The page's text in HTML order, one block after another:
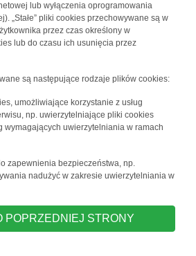
lub wyłączenia oprogramowania
„Stałe” pliki cookies przechowywane są w
przez czas określony w
lub do czasu ich usunięcia przez
są następujące rodzaje plików cookies:
umożliwiające korzystanie z usług
np. uwierzytelniające pliki cookies
wymagających uwierzytelniania w ramach
zapewnienia bezpieczeństwa, np.
nadużyć w zakresie uwierzytelniania w
POPRZEDNIEJ STRONY